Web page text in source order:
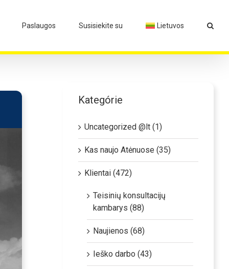
Paslaugos Susisiekite su Lietuvos
Kategórie
Uncategorized @lt (1)
Kas naujo Atėnuose (35)
Klientai (472)
Teisinių konsultacijų
kambarys (88)
Naujienos (68)
Ieško darbo (43)